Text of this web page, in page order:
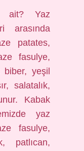
ait? Yaz
arasında
patates,
fasulye,
biber, yeşil
salatalık,
Kabak
yaz
fasulye,
patlıcan,